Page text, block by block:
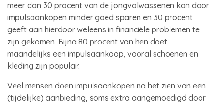
meer dan 30 procent van de jongvolwassenen kan door
impulsaankopen minder goed sparen en 30 procent
geeft aan hierdoor weleens in financiële problemen te
zijn gekomen. Bijna 80 procent van hen doet
maandelijks een impulsaankoop, vooral schoenen en
kleding zijn populair.
Veel mensen doen impulsaankopen na het zien van een
(tijdelijke) aanbieding, soms extra aangemoedigd door